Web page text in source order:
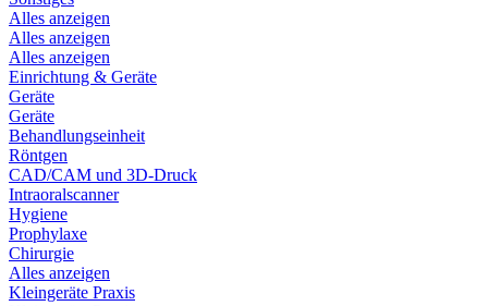
Alles anzeigen
Alles anzeigen
Alles anzeigen
Einrichtung & Geräte
Geräte
Geräte
Behandlungseinheit
Röntgen
CAD/CAM und 3D-Druck
Intraoralscanner
Hygiene
Prophylaxe
Chirurgie
Alles anzeigen
Kleingeräte Praxis